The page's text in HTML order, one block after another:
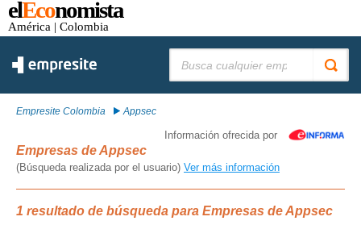
elEconomista
América | Colombia
Empresite Colombia Appsec
Información ofrecida por
Empresas de Appsec
(Búsqueda realizada por el usuario) Ver más información
1 resultado de búsqueda para Empresas de Appsec